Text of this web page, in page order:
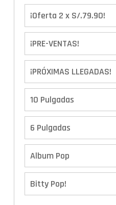
¡Oferta 2 x S/.79.90!
¡PRE-VENTAS!
¡PRÓXIMAS LLEGADAS!
10 Pulgadas
6 Pulgadas
Album Pop
Bitty Pop!